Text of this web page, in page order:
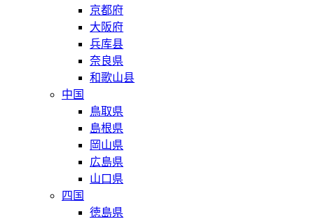
京都府
大阪府
兵库县
奈良県
和歌山县
中国
鳥取県
島根県
岡山県
広島県
山口県
四国
徳島県